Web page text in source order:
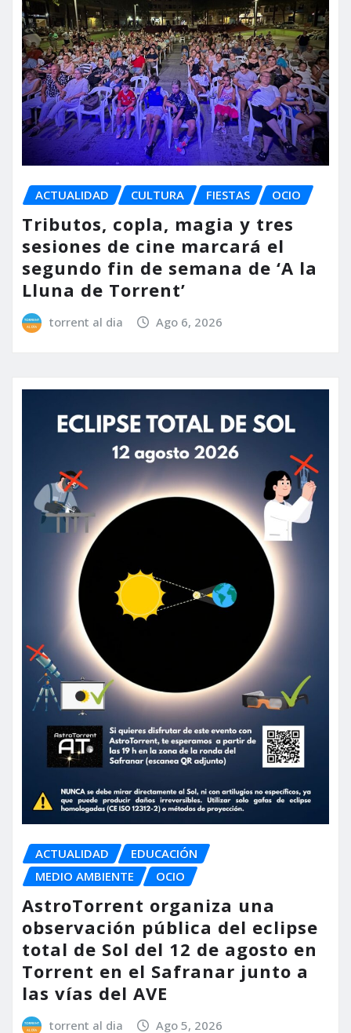
ACTUALIDAD CULTURA FIESTAS OCIO
Tributos, copla, magia y tres
sesiones de cine marcará el
segundo fin de semana de ‘A la
Lluna de Torrent’
torrent al dia Ago 6, 2026
ACTUALIDAD
EDUCACIÓN
MEDIO AMBIENTE
OCIO
AstroTorrent organiza una
observación pública del eclipse
total de Sol del 12 de agosto en
Torrent en el Safranar junto a
las vías del AVE
torrent al dia Ago 5, 2026